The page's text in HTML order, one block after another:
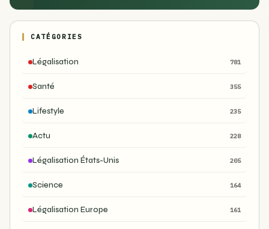
CATÉGORIES
Légalisation 781
Santé 355
Lifestyle 235
Actu 228
Légalisation États-Unis 205
Science 164
Légalisation Europe 161